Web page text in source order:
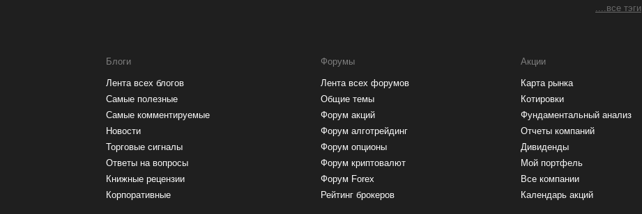
....все тэги
Блоги
Лента всех блогов
Самые полезные
Самые комментируемые
Новости
Торговые сигналы
Ответы на вопросы
Книжные рецензии
Корпоративные
Форумы
Лента всех форумов
Общие темы
Форум акций
Форум алготрейдинг
Форум опционы
Форум криптовалют
Форум Forex
Рейтинг брокеров
Акции
Карта рынка
Котировки
Фундаментальный анализ
Отчеты компаний
Дивиденды
Мой портфель
Все компании
Календарь акций